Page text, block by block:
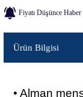
Fiyatı Düşünce Haber
Ürün Bilgisi
• Alman